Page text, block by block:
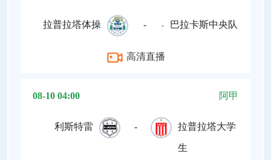
拉普拉塔体操 - 巴拉卡斯中央队
高清直播
08-10 04:00 阿甲
利斯特雷 - 拉普拉塔大学
生